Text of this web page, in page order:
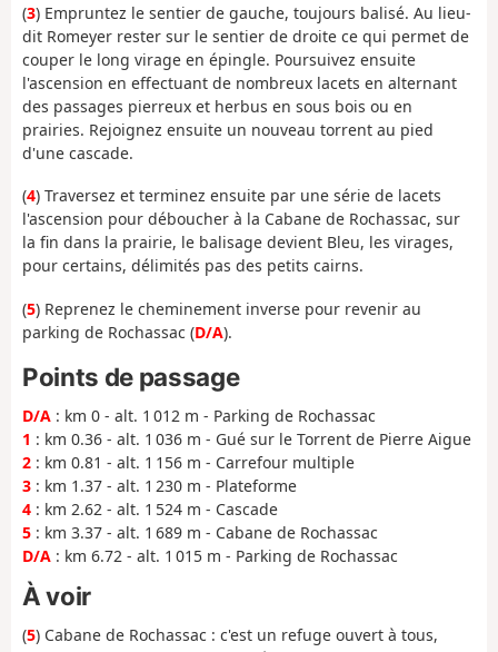
(3) Empruntez le sentier de gauche, toujours balisé. Au lieu-
dit Romeyer rester sur le sentier de droite ce qui permet de
couper le long virage en épingle. Poursuivez ensuite
l'ascension en effectuant de nombreux lacets en alternant
des passages pierreux et herbus en sous bois ou en
prairies. Rejoignez ensuite un nouveau torrent au pied
d'une cascade.
(4) Traversez et terminez ensuite par une série de lacets
l'ascension pour déboucher à la Cabane de Rochassac, sur
la fin dans la prairie, le balisage devient Bleu, les virages,
pour certains, délimités pas des petits cairns.
(5) Reprenez le cheminement inverse pour revenir au
parking de Rochassac (D/A).
Points de passage
D/A : km 0 - alt. 1 012 m - Parking de Rochassac
1 : km 0.36 - alt. 1 036 m - Gué sur le Torrent de Pierre Aigue
2 : km 0.81 - alt. 1 156 m - Carrefour multiple
3 : km 1.37 - alt. 1 230 m - Plateforme
4 : km 2.62 - alt. 1 524 m - Cascade
5 : km 3.37 - alt. 1 689 m - Cabane de Rochassac
D/A : km 6.72 - alt. 1 015 m - Parking de Rochassac
À voir
(5) Cabane de Rochassac : c'est un refuge ouvert à tous,